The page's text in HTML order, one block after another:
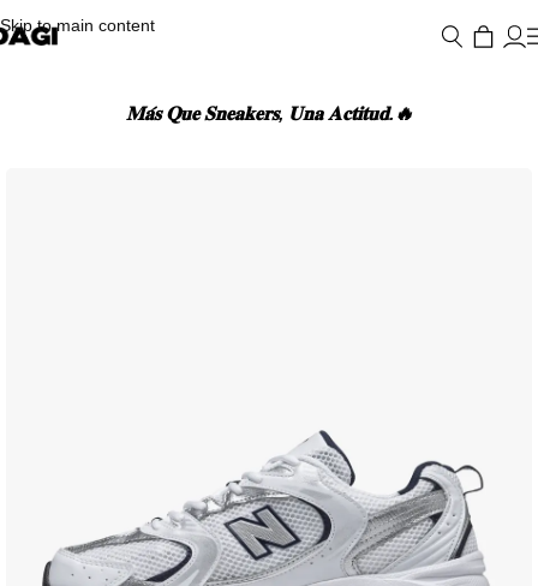
Skip to main content
𝐌𝐚́𝐬 𝐐𝐮𝐞 𝐒𝐧𝐞𝐚𝐤𝐞𝐫𝐬, 𝐔𝐧𝐚 𝐀𝐜𝐭𝐢𝐭𝐮𝐝.🔥